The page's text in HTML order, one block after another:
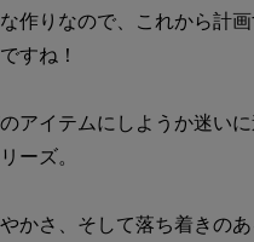
作りなので、これから計
すね！
アイテムにしようか迷い
ーズ。
かさ、そして落ち着きの